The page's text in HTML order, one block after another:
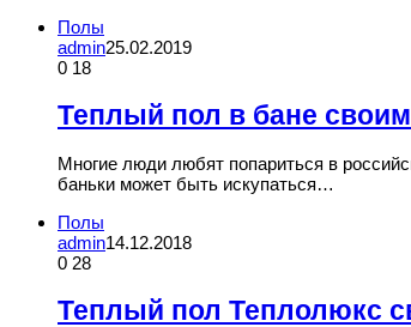
Полы
admin25.02.2019
0 18
Теплый пол в бане
Многие люди любят попариться в
баньки может быть искупаться…
Полы
admin14.12.2018
0 28
Теплый пол Теплолюкс